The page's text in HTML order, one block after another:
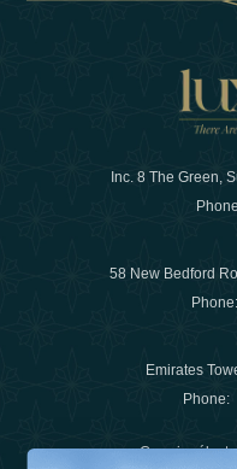
Inc. 8 The Green,
58 New Bedford
Phone:
Emirates
Courrier
Souhaitez-vous en
Abonnez-vous à notre